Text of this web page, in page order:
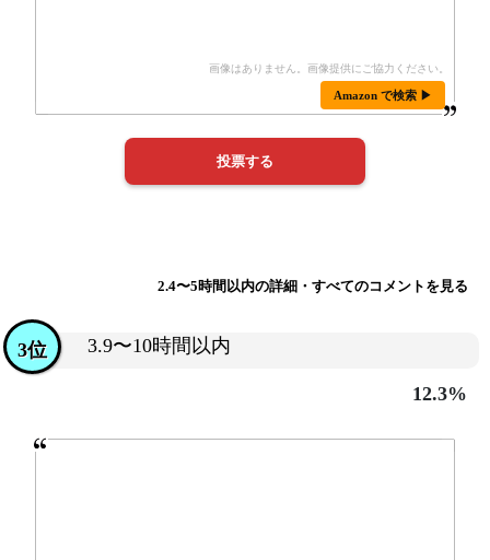
Amazon で検索 ▶
2.4〜5時間以内の詳細・すべてのコメントを見る
3.9〜10時間以内
3位
12.3%